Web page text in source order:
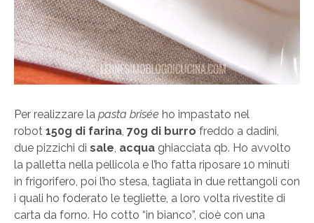
Per realizzare la pasta brisée ho impastato nel
robot 150g di farina 70g di burro freddo a dadini,
due pizzichi di sale acqua ghiacciata qb. Ho avvolto
la palletta nella pellicola e l’ho fatta riposare 10 minuti
in frigorifero, poi l’ho stesa, tagliata in due rettangoli con
i quali ho foderato le tegliette, a loro volta rivestite di
carta da forno. Ho cotto “in bianco”, cioè con una